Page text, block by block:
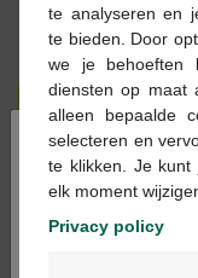
€ 6,09 € 12,19
Voorraad
te analyseren en
te bieden. Door
we je behoeften
diensten op maat
alleen bepaalde
selecteren en
te klikken. Je kunt
elk moment
Privacy policy